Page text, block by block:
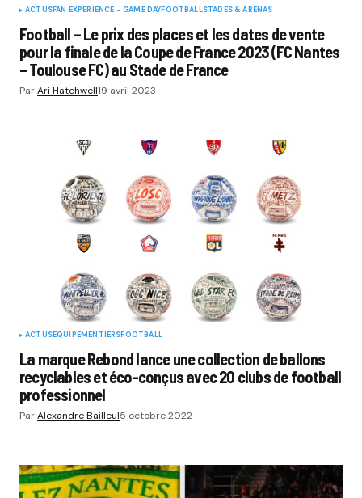
ACTUSFAN EXPERIENCE - GAME DAYFOOTBALLSTADES & ARENAS
Football – Le prix des places et les dates de vente
pour la finale de la Coupe de France 2023 (FC Nantes
– Toulouse FC) au Stade de France
ParAri Hatchwell19 avril 2023
ACTUSEQUIPEMENTIERSFOOTBALL
La marque Rebond lance une collection de ballons
recyclables et éco-conçus avec 20 clubs de football
professionnel
ParAlexandre Bailleul5 octobre 2022